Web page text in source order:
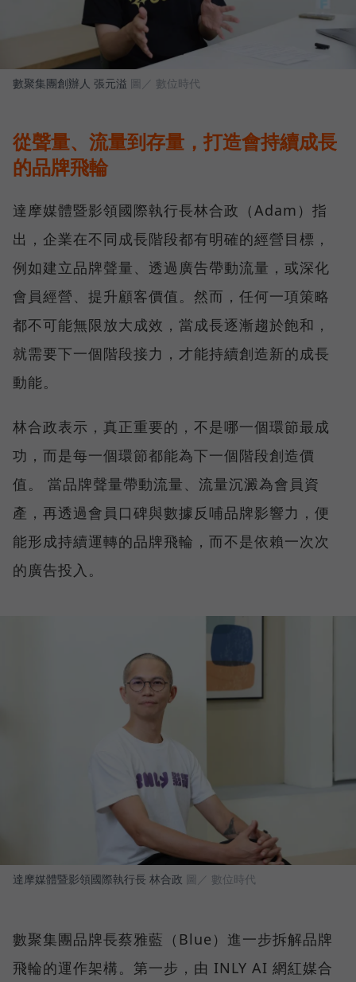
數聚集團創辦人 張元溢 圖／ 數位時代
從聲量、流量到存量，打造會持續成長
的品牌飛輪
達摩媒體暨影領國際執行長林合政（Adam）指
出，企業在不同成長階段都有明確的經營目標，
例如建立品牌聲量、透過廣告帶動流量，或深化
會員經營、提升顧客價值。然而，任何一項策略
都不可能無限放大成效，當成長逐漸趨於飽和，
就需要下一個階段接力，才能持續創造新的成長
動能。
林合政表示，真正重要的，不是哪一個環節最成
功，而是每一個環節都能為下一個階段創造價
值。 當品牌聲量帶動流量、流量沉澱為會員資
產，再透過會員口碑與數據反哺品牌影響力，便
能形成持續運轉的品牌飛輪，而不是依賴一次次
的廣告投入。
達摩媒體暨影領國際執行長 林合政 圖／ 數位時代
數聚集團品牌長蔡雅藍（Blue）進一步拆解品牌
飛輪的運作架構。第一步，由 INLY AI 網紅媒合